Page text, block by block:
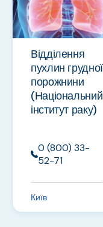
Відділення
пухлин грудної
порожнини
(Національний
інститут раку)
0 (800) 33-
52-71
Київ